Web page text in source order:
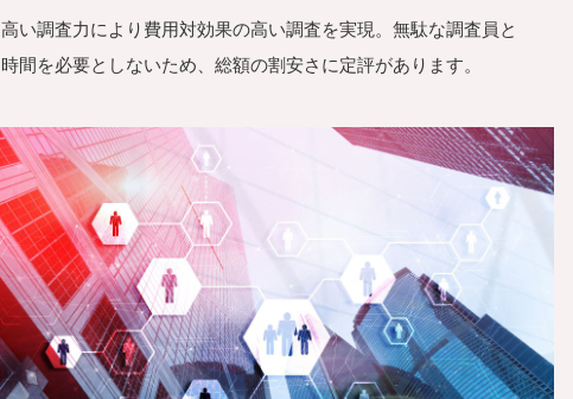
高い調査力により費用対効果の高い調査を実現。無駄な調査員と
時間を必要としないため、総額の割安さに定評があります。